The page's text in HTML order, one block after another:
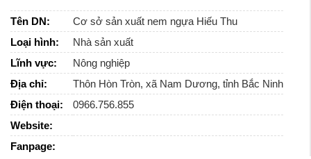
Tên DN:
Cơ sở sản xuất nem ngựa Hiếu Thu
Loại hình:
Nhà sản xuất
Lĩnh vực:
Nông nghiệp
Địa chỉ:
Thôn Hòn Tròn, xã Nam Dương, tỉnh Bắc Ninh
Điện thoại:
0966.756.855
Website:
Fanpage: